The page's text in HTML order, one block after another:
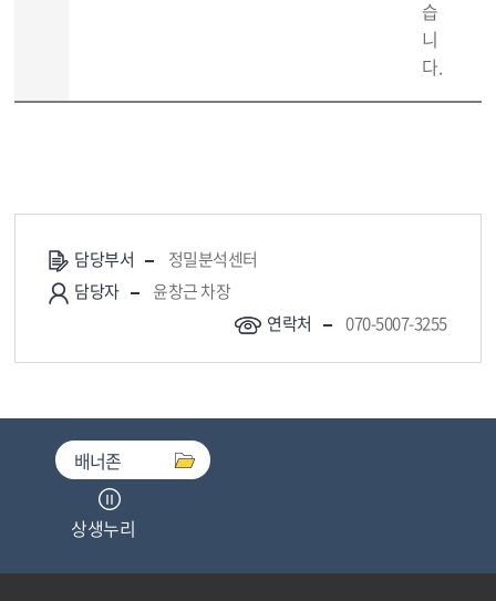
습
니
다.
담당부서
정밀분석센터
담당자
윤창근 차장
연락처
070-5007-3255
배너존
상생누리